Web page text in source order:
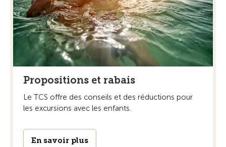
Propositions et rabais
Le TCS offre des conseils et des réductions pour
les excursions avec les enfants.
En savoir plus